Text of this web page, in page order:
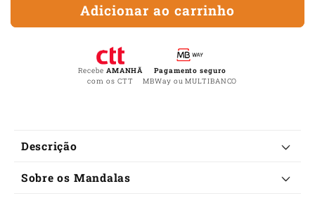
Mandala
Adicionar ao carrinho
Recebe AMANHÃ
com os CTT
Pagamento seguro
MBWay ou MULTIBANCO
C
n
Descrição
Sobre os Mandalas